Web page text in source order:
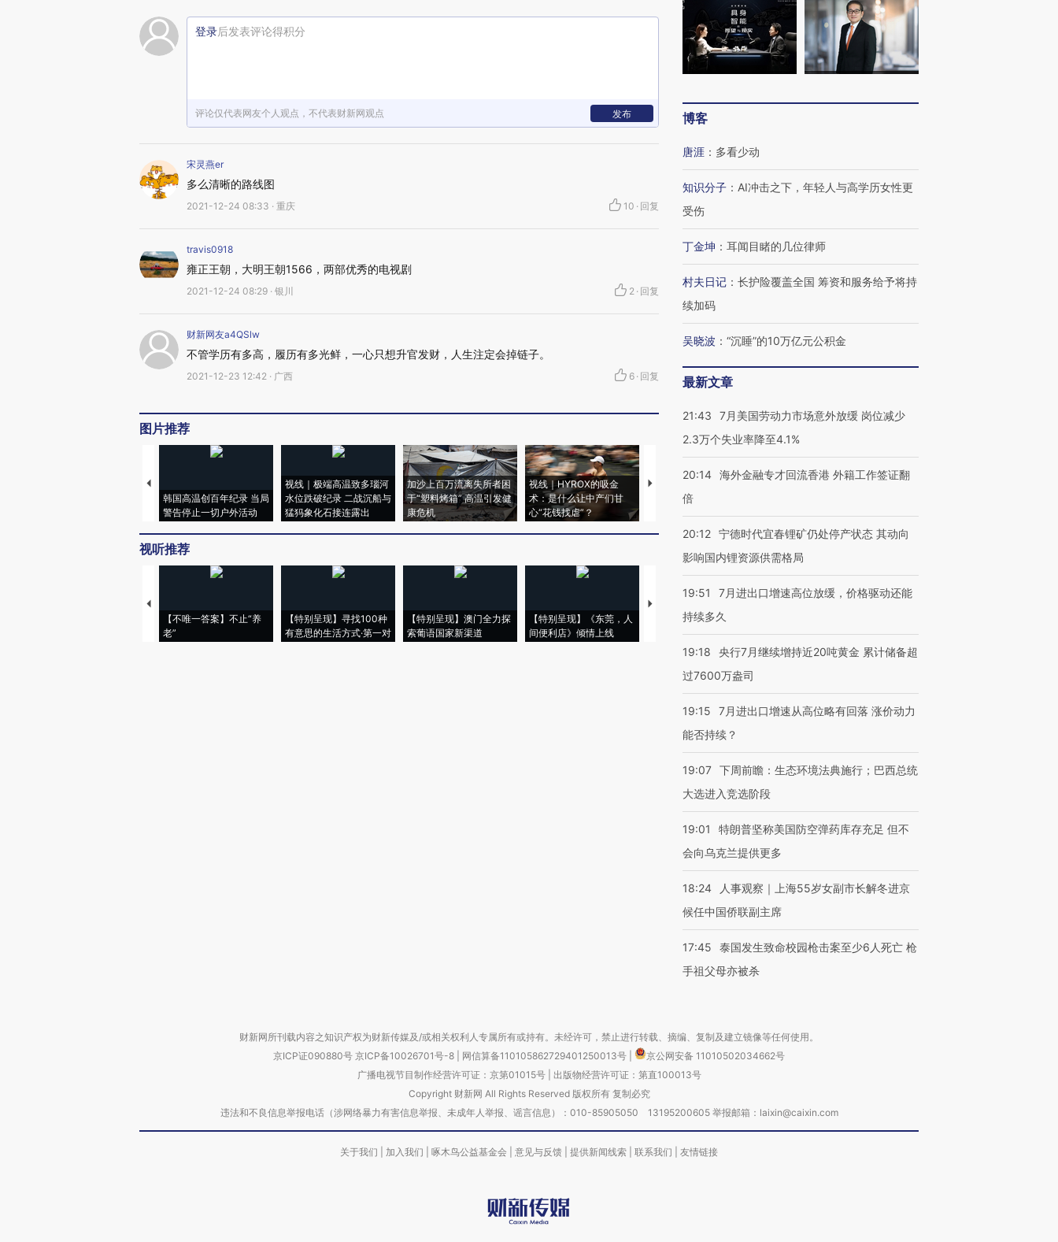
登录后发表评论得积分
评论仅代表网友个人观点，不代表财新网观点 发布
宋灵燕er
多么清晰的路线图
2021-12-24 08:33 · 重庆 10 · 回复
travis0918
雍正王朝，大明王朝1566，两部优秀的电视剧
2021-12-24 08:29 · 银川 2 · 回复
财新网友a4QSlw
不管学历有多高，履历有多光鲜，一心只想升官发财，人生注定会掉链子。
2021-12-23 12:42 · 广西 6 · 回复
图片推荐
韩国高温创百年纪录 当局
警告停止一切户外活动
视线｜极端高温致多瑙河
水位跌破纪录 二战沉船与
猛犸象化石接连露出
加沙上百万流离失所者困
于“塑料烤箱” 高温引发健
康危机
视线｜HYROX的吸金
术：是什么让中产们甘
心“花钱找虐”？
马航飞行员跨国走私7万
粒摇头丸 尿检体内含3种
视线｜被称为“蟑螂”的印
视线｜“入侵”还是“人道危
视听推荐
【不唯一答案】不止“养
老”
【特别呈现】寻找100种
有意思的生活方式·第一对
【特别呈现】澳门全力探
索葡语国家新渠道
【特别呈现】《东莞，人
间便利店》倾情上线
【推广】走进第四届链博
会，让数智科技“链”接产
有意思的生活方式·第三对
住三大增长引擎是什么？
博客
唐涯 ： 多看少动
知识分子 ： AI冲击之下，年轻人与高学历女性更
受伤
丁金坤 ： 耳闻目睹的几位律师
村夫日记 ： 长护险覆盖全国 筹资和服务给予将持
续加码
吴晓波 ： “沉睡”的10万亿元公积金
最新文章
21:43
7月美国劳动力市场意外放缓 岗位减少
2.3万个失业率降至4.1%
20:14 海外金融专才回流香港 外籍工作签证翻
倍
20:12 宁德时代宜春锂矿仍处停产状态 其动向
影响国内锂资源供需格局
19:51
7月进出口增速高位放缓，价格驱动还能
持续多久
19:18
央行7月继续增持近20吨黄金 累计储备超
过7600万盎司
19:15
7月进出口增速从高位略有回落 涨价动力
能否持续？
19:07 下周前瞻：生态环境法典施行；巴西总统
大选进入竞选阶段
19:01
特朗普坚称美国防空弹药库存充足 但不
会向乌克兰提供更多
18:24
人事观察｜上海55岁女副市长解冬进京
候任中国侨联副主席
17:45
泰国发生致命校园枪击案至少6人死亡 枪
手祖父母亦被杀
财新网所刊载内容之知识产权为财新传媒及/或相关权利人专属所有或持有。未经许可，禁止进行转载、摘编、复制及建立镜像等任何使用。
京ICP证090880号 京ICP备10026701号-8 网信算备110105862729401250013号
京公网安备 11010502034662号
广播电视节目制作经营许可证：京第01015号| 出版物经营许可证：第直100013号
Copyright 财新网 All Rights Reserved 版权所有 复制必究
违法和不良信息举报电话（涉网络暴力有害信息举报、未成年人举报、谣言信息）：010-85905050 13195200605 举报邮箱：laixin@caixin.com
关于我们 加入我们 啄木鸟公益基金会 意见与反馈 提供新闻线索 联系我们 友情链接